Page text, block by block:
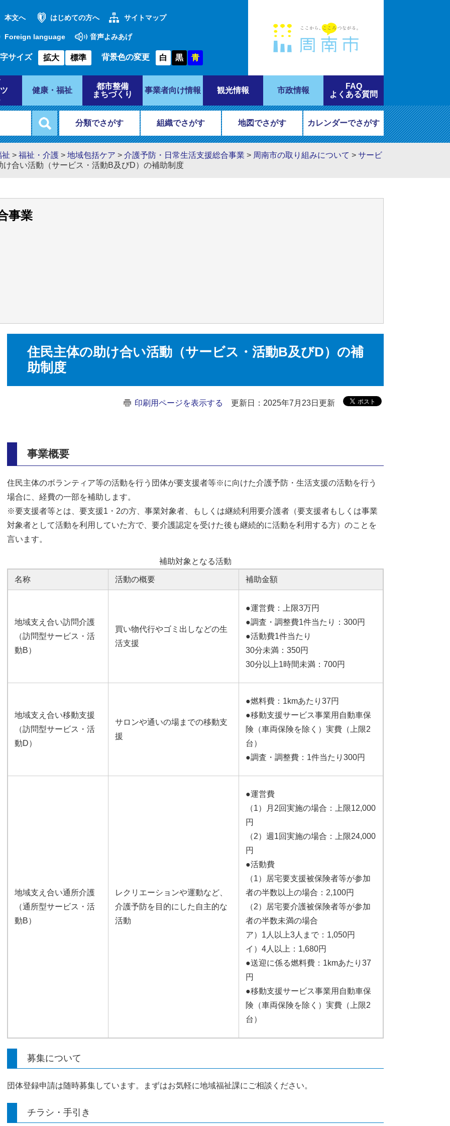
本文へ はじめての方へ サイトマップ
Foreign language 音声よみあげ
サイズ 拡大 標準 背景色の変更 白 黒 青
健康・福祉
都市整備
まちづくり
事業者向け情報 観光情報 市政情報
FAQ
よくある質問
分類でさがす 組織でさがす 地図でさがす カレンダーでさがす
祉 > 福祉・介護 > 地域包括ケア > 介護予防・日常生活支援総合事業 > 周南市の取り組みについて > サービ
け合い活動（サービス・活動B及びD）の補助制度
事業
住民主体の助け合い活動（サービス・活動B及びD）の補
助制度
印刷用ページを表示する 更新日：2025年7月23日更新
事業概要
住民主体のボランティア等の活動を行う団体が要支援者等※に向けた介護予防・生活支援の活動を行う
場合に、経費の一部を補助します。
※要支援者等とは、要支援1・2の方、事業対象者、もしくは継続利用要介護者（要支援者もしくは事業
対象者として活動を利用していた方で、要介護認定を受けた後も継続的に活動を利用する方）のことを
言います。
補助対象となる活動
名称 活動の概要 補助金額
地域支え合い訪問介護
（訪問型サービス・活
動B）
買い物代行やゴミ出しなどの生
活支援
●運営費：上限3万円
●調査・調整費1件当たり：300円
●活動費1件当たり
30分未満：350円
30分以上1時間未満：700円
地域支え合い移動支援
（訪問型サービス・活
動D）
サロンや通いの場までの移動支
援
●燃料費：1kmあたり37円
●移動支援サービス事業用自動車保
険（車両保険を除く）実費（上限2
台）
●調査・調整費：1件当たり300円
地域支え合い通所介護
（通所型サービス・活
動B）
レクリエーションや運動など、
介護予防を目的にした自主的な
活動
●運営費
（1）月2回実施の場合：上限12,000
円
（2）週1回実施の場合：上限24,000
円
●活動費
（1）居宅要支援被保険者等が参加
者の半数以上の場合：2,100円
（2）居宅要介護被保険者等が参加
者の半数未満の場合
ア）1人以上3人まで：1,050円
イ）4人以上：1,680円
●送迎に係る燃料費：1kmあたり37
円
●移動支援サービス事業用自動車保
険（車両保険を除く）実費（上限2
台）
募集について
団体登録申請は随時募集しています。まずはお気軽に地域福祉課にご相談ください。
チラシ・手引き